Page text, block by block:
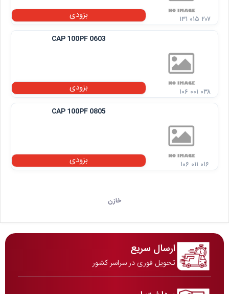
بزودی
۱۳۱ ۰۱۵ ۲۰۷
CAP 100PF 0603
بزودی
۱۰۶ ۰۰۱ ۰۳۸
CAP 100PF 0805
بزودی ۱۰۶ ۰۱۱ ۰۱۶
خازن
ارسال سریع
تحویل فوری در سراسر کشور